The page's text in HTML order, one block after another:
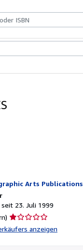
Arts Publications
23. Juli 1999
Verkäuferbewertung
1
anzeigen